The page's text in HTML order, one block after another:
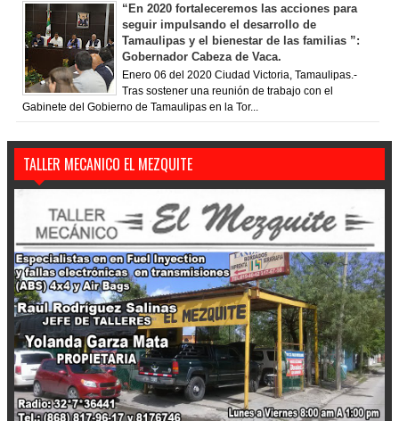
“En 2020 fortaleceremos las acciones para
seguir impulsando el desarrollo de
Tamaulipas y el bienestar de las familias ”:
Gobernador Cabeza de Vaca.
Enero 06 del 2020 Ciudad Victoria, Tamaulipas.-
Tras sostener una reunión de trabajo con el
Gabinete del Gobierno de Tamaulipas en la Tor...
TALLER MECANICO EL MEZQUITE